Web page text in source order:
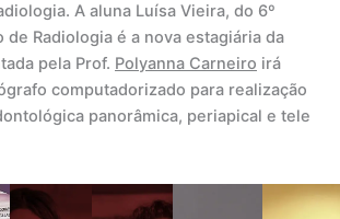
A aluna Luísa Vieira, do 6º
Radiologia é a nova estagiária da
pela Prof. Polyanna Carneiro irá
computadorizado para realização
panorâmica, periapical e tele